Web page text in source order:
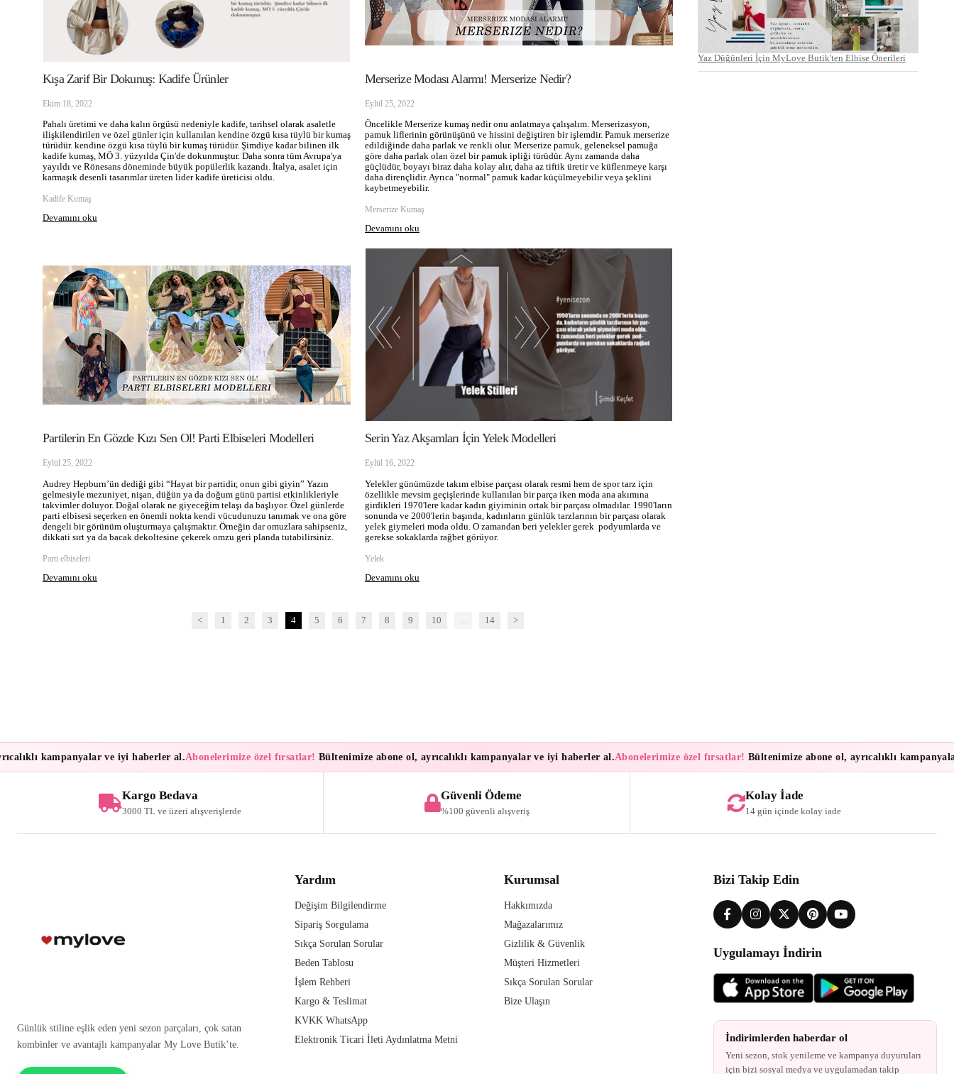
Kışa Zarif Bir Dokunuş: Kadife Ürünler
Ekim 18, 2022
Pahalı üretimi ve daha kalın örgüsü nedeniyle kadife, tarihsel olarak asaletle
ilişkilendirilen ve özel günler için kullanılan kendine özgü kısa tüylü bir kumaş
türüdür. kendine özgü kısa tüylü bir kumaş türüdür. Şimdiye kadar bilinen ilk
kadife kumaş, MÖ 3. yüzyılda Çin'de dokunmuştur. Daha sonra tüm Avrupa'ya
yayıldı ve Rönesans döneminde büyük popülerlik kazandı. İtalya, asalet için
karmaşık desenli tasarımlar üreten lider kadife üreticisi oldu.
Kadife Kumaş
Devamını oku
Merserize Modası Alarmı! Merserize Nedir?
Eylül 25, 2022
Öncelikle Merserize kumaş nedir onu anlatmaya çalışalım. Merserizasyon,
pamuk liflerinin görünüşünü ve hissini değiştiren bir işlemdir. Pamuk merserize
edildiğinde daha parlak ve renkli olur. Merserize pamuk, geleneksel pamuğa
göre daha parlak olan özel bir pamuk ipliği türüdür. Aynı zamanda daha
güçlüdür, boyayı biraz daha kolay alır, daha az tiftik üretir ve küflenmeye karşı
daha dirençlidir. Ayrıca "normal" pamuk kadar küçülmeyebilir veya şeklini
kaybetmeyebilir.
Merserize Kumaş
Devamını oku
Partilerin En Gözde Kızı Sen Ol! Parti Elbiseleri Modelleri
Eylül 25, 2022
Audrey Hepburn’ün dediği gibi “Hayat bir partidir, onun gibi giyin” Yazın
gelmesiyle mezuniyet, nişan, düğün ya da doğum günü partisi etkinlikleriyle
takvimler doluyor. Doğal olarak ne giyeceğim telaşı da başlıyor. Özel günlerde
parti elbisesi seçerken en önemli nokta kendi vücudunuzu tanımak ve ona göre
dengeli bir görünüm oluşturmaya çalışmaktır. Örneğin dar omuzlara sahipseniz,
dikkati sırt ya da bacak dekoltesine çekerek omzu geri planda tutabilirsiniz.
Parti elbiseleri
Devamını oku
Serin Yaz Akşamları İçin Yelek Modelleri
Eylül 16, 2022
Yelekler günümüzde takım elbise parçası olarak resmi hem de spor tarz için
özellikle mevsim geçişlerinde kullanılan bir parça iken moda ana akımına
girdikleri 1970'lere kadar kadın giyiminin ortak bir parçası olmadılar. 1990'ların
sonunda ve 2000'lerin başında, kadınların günlük tarzlarının bir parçası olarak
yelek giymeleri moda oldu. O zamandan beri yelekler gerek podyumlarda ve
gerekse sokaklarda rağbet görüyor.
Yelek
Devamını oku
< 1 2 3 4 5 6 7 8 9 10 14 >
Yaz Düğünleri İçin MyLove Butik'ten Elbise Önerileri
kampanyalar ve iyi haberler al.Abonelerimize özel fırsatlar!Bültenimize abone ol, ayrıcalıklı kampanyalar ve iyi haberler al.Abonelerimize özel fırsatlar!Bültenimize abone ol, ayrıcalıklı kampanyalar
Kargo Bedava
3000 TL ve üzeri alışverişlerde
Güvenli Ödeme
%100 güvenli alışveriş
Kolay İade
14 gün içinde kolay iade
Günlük stiline eşlik eden yeni sezon parçaları, çok satan
kombinler ve avantajlı kampanyalar My Love Butik’te.
Yardım
Değişim Bilgilendirme
Sipariş Sorgulama
Sıkça Sorulan Sorular
Beden Tablosu
İşlem Rehberi
Kargo & Teslimat
KVKK WhatsApp
Elektronik Ticari İleti Aydınlatma Metni
Kurumsal
Hakkımızda
Mağazalarımız
Gizlilik & Güvenlik
Müşteri Hizmetleri
Sıkça Sorulan Sorular
Bize Ulaşın
Bizi Takip Edin
Uygulamayı İndirin
İndirimlerden haberdar ol
Yeni sezon, stok yenileme ve kampanya duyuruları
için bizi sosyal medya ve uygulamadan takip